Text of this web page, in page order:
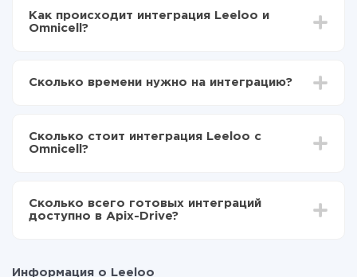
Как происходит интеграция Leeloo и
Omnicell?
Выбираете какие данные передавать из Leeloo в
Теперь данные будут автоматически
передаваться из Leeloo в Omnicell
Сколько времени нужно на интеграцию?
отличаться и составлять от 5-ти до 30-минут. В
среднем настройка занимает 10-15 минут.
Сколько стоит интеграция Leeloo с
Omnicell?
функционал. Вы оплачиваете только количество
данных, которые по факту передаются из одной
Сколько всего готовых интеграций
доступно в Apix-Drive?
Информация о Leeloo